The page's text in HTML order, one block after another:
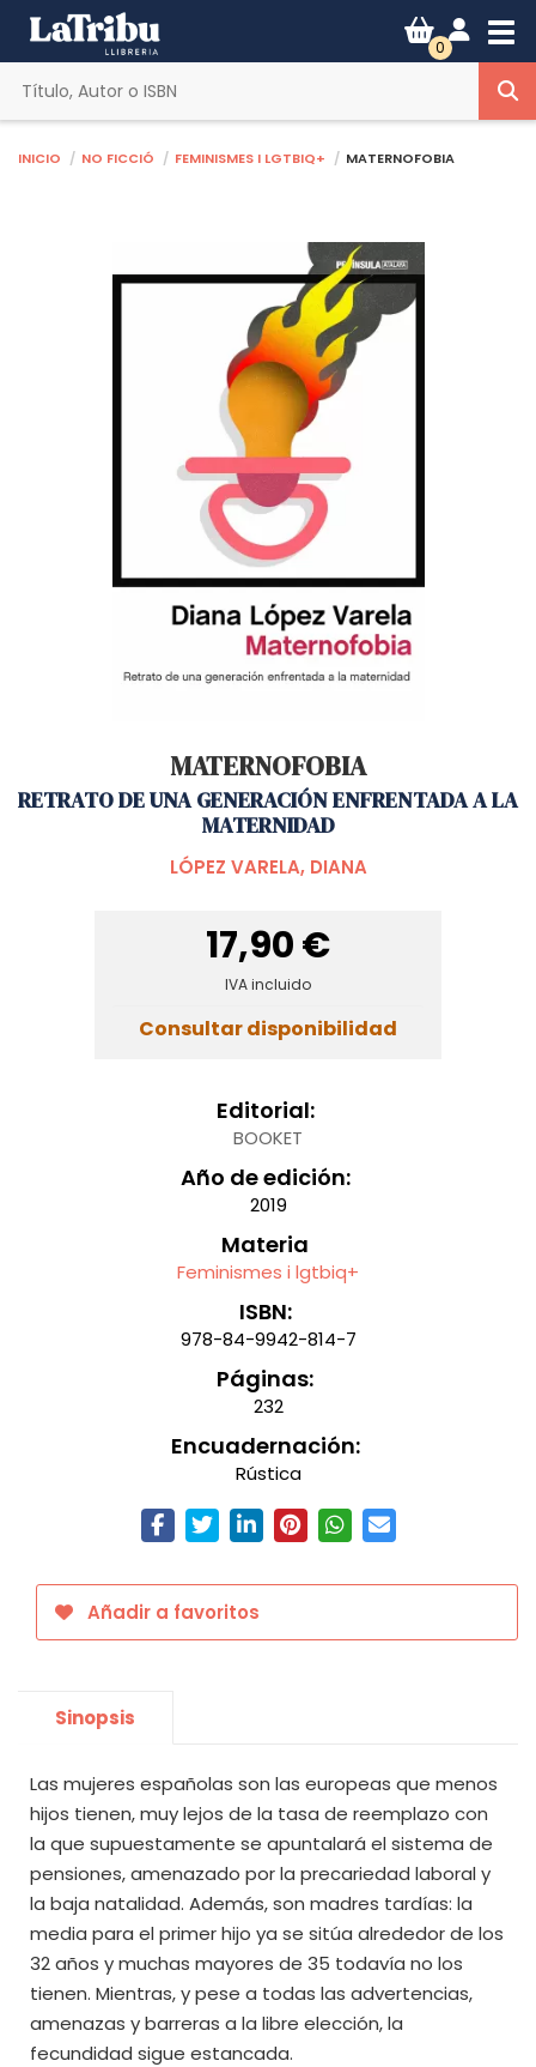
0
Inicio No ficció Feminismes i lgtbiq+ MATERNOFOBIA
MATERNOFOBIA
RETRATO DE UNA GENERACIÓN ENFRENTADA A LA
MATERNIDAD
LÓPEZ VARELA, DIANA
17,90 €
IVA incluido
Consultar disponibilidad
Editorial:
BOOKET
Año de edición:
2019
Materia
Feminismes i lgtbiq+
ISBN:
978-84-9942-814-7
Páginas:
232
Encuadernación:
Rústica
Añadir a favoritos
Sinopsis
Las mujeres españolas son las europeas que menos
hijos tienen, muy lejos de la tasa de reemplazo con
la que supuestamente se apuntalará el sistema de
pensiones, amenazado por la precariedad laboral y
la baja natalidad. Además, son madres tardías: la
media para el primer hijo ya se sitúa alrededor de los
32 años y muchas mayores de 35 todavía no los
tienen. Mientras, y pese a todas las advertencias,
amenazas y barreras a la libre elección, la
fecundidad sigue estancada.